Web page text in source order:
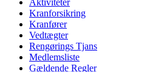
Aktiviteter
Kranforsikring
Kranfører
Vedtægter
Rengørings Tjans
Medlemsliste
Gældende Regler